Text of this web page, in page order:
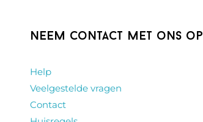
Neem contact met ons op
Help
Veelgestelde vragen
Contact